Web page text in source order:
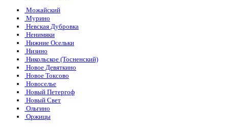
Можайский
Мурино
Невская Дубровка
Ненимяки
Нижние Осельки
Низино
Никольское (Тосненский)
Новое Девяткино
Новое Токсово
Новоселье
Новый Петергоф
Новый Свет
Ольгино
Оржицы